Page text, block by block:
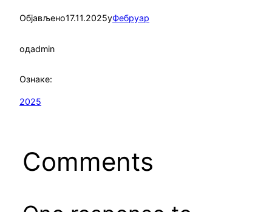
Објављено17.11.2025уФебруар
одadmin
Ознаке:
2025
Comments